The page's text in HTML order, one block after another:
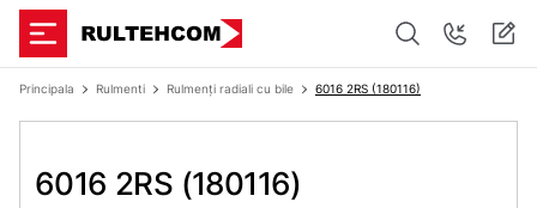
Principala Rulmenti Rulmenți radiali cu bile 6016 2RS (180116)
6016 2RS (180116)